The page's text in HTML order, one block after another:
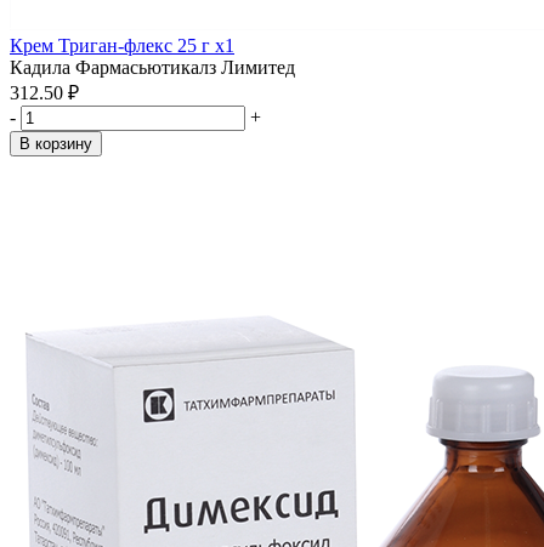
Крем Триган-флекс 25 г x1
Кадила Фармасьютикалз Лимитед
312.50 ₽
-
+
В корзину